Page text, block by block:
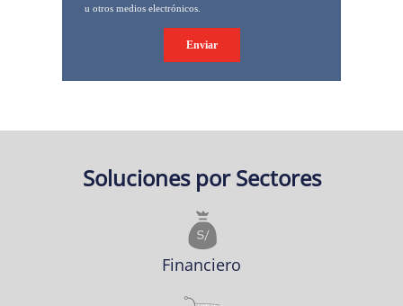
Anterior
Siguiente
Soluciones por Sectores
Financiero